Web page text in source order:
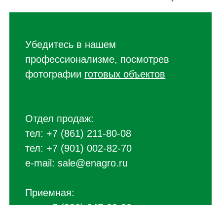
Убедитесь в нашем
профессионализме, посмотрев
фотографии готовых объектов
Отдел продаж:
тел: +7 (861) 211-80-08
тел: +7 (901) 002-82-70
e-mail:sale@enagro.ru
Приемная: